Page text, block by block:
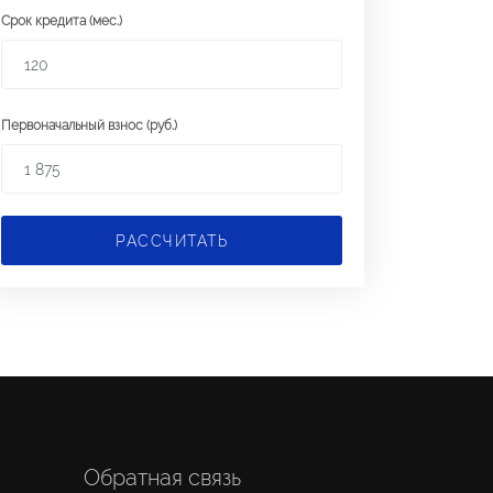
Срок кредита (мес.)
Первоначальный взнос (руб.)
РАССЧИТАТЬ
Обратная связь